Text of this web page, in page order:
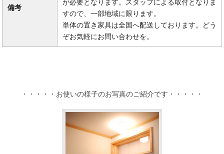
備考
すので、一部地域に限ります。
単体の置き家具は全国へ配送しております。どう
ぞお気軽にお問い合わせを。
・・・・・お使いの様子のお写真のご紹介です・・・・・